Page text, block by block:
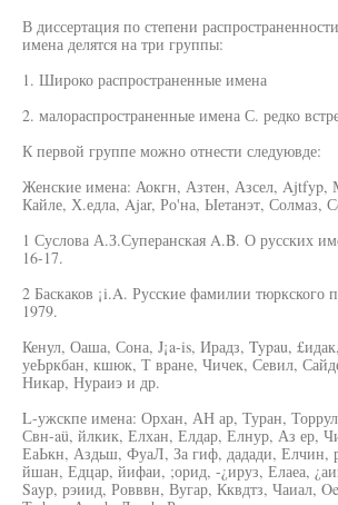
В диссертация по степени
имена делятся на три группы:
1. Широко распространенные имена
2. малораспространенные имена С. редко
К первой группе можно отнести следуювде:
Женские имена: Аокгн, Азтен, Азсел, Ajtfyp,
Кайле, Х.едла, Ajar, Ро'на, Ыетанэт, Солмаз,
1 Суслова А.З.Суперанская A.B. О русских
16-17.
2 Баскаков ¡i.A. Русские фамилии тюркского
1979.
Кенул, Оаша, Сона, J¡a-is, Ирадз, Typau,
уеЬркбан, кшюк, Т вране, Чичек, Севил,
Никар, Нураиэ и др.
L-ужскпе имена: Орхан, АН ар, Туран,
Свн-aü, йлкик, Елхан, Елдар, Елнур, Аз ер,
ЕаЬкн, Аздьш, ФуаЛ, За гиф, дадади, Елчин,
йшан, Едцар, йифаи, ;орид, -¿ируз, Елаеа,
Sayp, рэиид, Ровввн, Вугар, Кквдтз, Чаиал,